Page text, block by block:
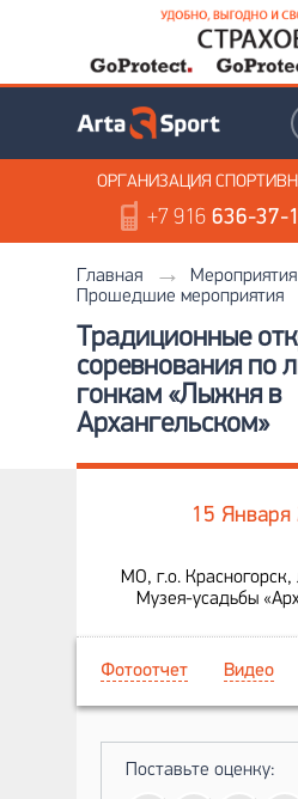
ОРГАНИЗАЦИЯ
+7 916636-37-
Главная
Мероприятия
Прошедшие мероприятия
Традиционные
соревнования по
гонкам «Лыжня в
Архангельском»
15 Января
МО, г.о. Красногорск,
Музея-усадьбы
Фотоотчет Видео
Поставьте оценку: